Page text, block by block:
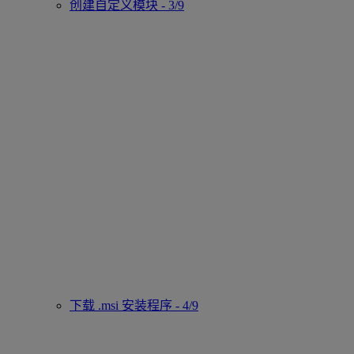
创建自定义模块 - 3/9
下载 .msi 安装程序 - 4/9